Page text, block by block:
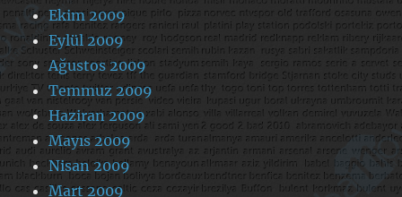
Ekim 2009
Eylül 2009
Ağustos 2009
Temmuz 2009
Haziran 2009
Mayıs 2009
Nisan 2009
Mart 2009